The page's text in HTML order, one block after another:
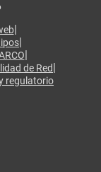
|
|
|
de Red|
regulatorio